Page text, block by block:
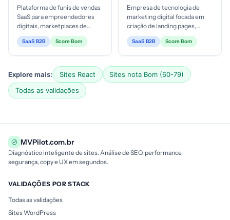
Plataforma de funis de vendas
SaaS para empreendedores
digitais, marketplaces de
produtos digitais,
infoprodutores. Ticket típico
depende...
SaaS B2B Score Bom
Empresa de tecnologia de
marketing digital focada em
criação de landing pages,
otimização de conversões,
automação de marketing e IA.
Nic...
SaaS B2B Score Bom
Explore mais: Sites React
Sites nota Bom (60-79)
Todas as validações
MVPilot.com.br
Diagnóstico inteligente de sites. Análise de SEO, performance,
segurança, copy e UX em segundos.
VALIDAÇÕES POR STACK
Todas as validações
Sites WordPress